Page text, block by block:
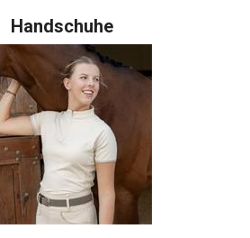
Handschuhe